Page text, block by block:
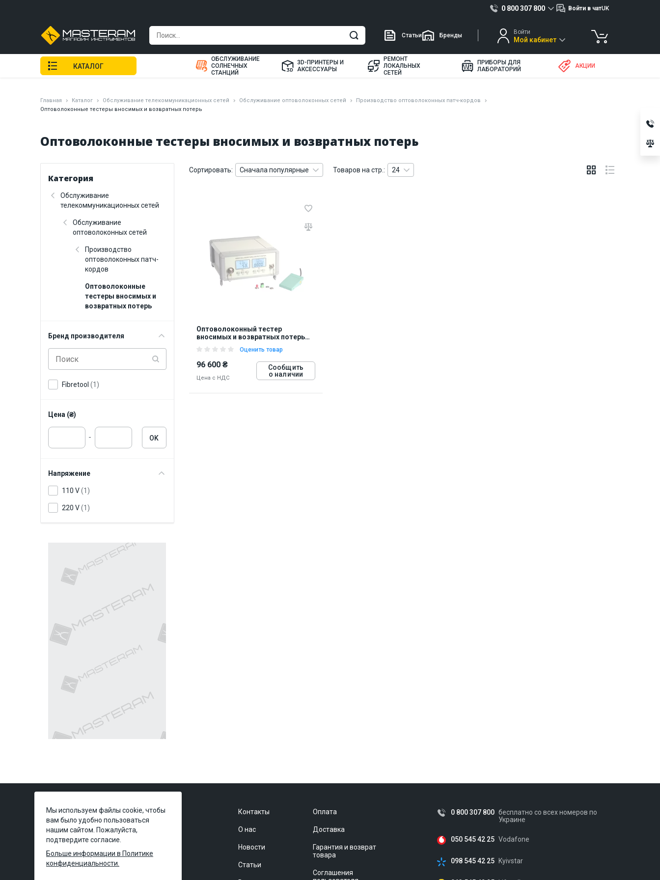
Оптоволоконные тестеры вносимых и возвратных потерь
Главная Каталог Обслуживание телекоммуникационных сетей Обслуживание оптоволоконных сетей
Производство оптоволоконных патч-кордов
Оптоволоконные тестеры вносимых и возвратных потерь
Сортировать: Сначала популярные Товаров на стр.: 24
Оптоволоконный тестер
вносимых и возвратных потерь
Fibretool HW-3307A
Оценить товар
96 600 ₴
Цена с НДС
Сообщить
о наличии
Категория
Обслуживание
телекоммуникационных сетей
Обслуживание
оптоволоконных сетей
Производство
оптоволоконных патч-
кордов
Оптоволоконные
тестеры вносимых и
возвратных потерь
Бренд производителя
Fibretool (1)
Цена (₴)
- OK
Напряжение
110 V(1)
220 V(1)
0 800 307 800 Войти в чатUK
Статьи Бренды Войти
Мой кабинет
КАТАЛОГ
ОБСЛУЖИВАНИЕ
СОЛНЕЧНЫХ
СТАНЦИЙ
3D-ПРИНТЕРЫ И
АКСЕССУАРЫ
РЕМОНТ
ЛОКАЛЬНЫХ
СЕТЕЙ
ПРИБОРЫ ДЛЯ
ЛАБОРАТОРИЙ
АКЦИИ
Киев: ул. Полевая, 49а(временно без
самовывоза)
Контакты
О нас
Новости
Статьи
Оплата
Доставка
Гарантия и возврат
товара
Соглашения
0 800 307 800 бесплатно со всех номеров по
Украине
050 545 42 25 Vodafone
098 545 42 25 Kyivstar
Мы используем файлы cookie, чтобы
вам было удобно пользоваться
нашим сайтом. Пожалуйста,
подтвердите согласие.
Больше информации в Политике
конфиденциальности.